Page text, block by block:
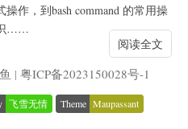
作，到bash command 的常用操
识……
阅读全文
| 粤ICP备2023150028号-1
飞雪无情 Theme Maupassant